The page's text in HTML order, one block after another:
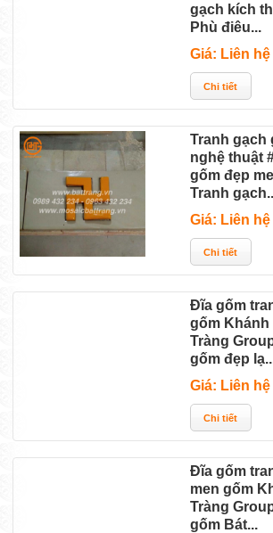
gạch kích
Phù điêu...
Giá: Liên hệ
Tranh gạch
nghệ thuật
gốm đẹp
Tranh
Giá: Liên hệ
Đĩa gốm
gốm Khánh
Tràng
gốm đẹp
Giá: Liên hệ
Đĩa gốm
men gốm
Tràng
gốm Bát...